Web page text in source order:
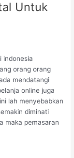
Untuk
indonesia
orang orang
mendatangi
online juga
lah menyebabkan
diminati
maka pemasaran